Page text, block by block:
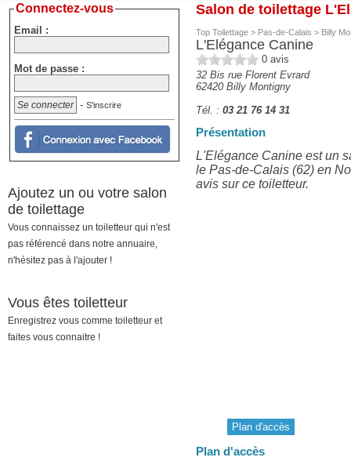
Salon de toilettage
Top Toilettage > Pas-de-Calais > Billy
L'Elégance Canine
0 avis
32 Bis rue Florent Evrard
62420 Billy Montigny
Tél. : 03 21 76 14 31
Présentation
L'Elégance Canine est un
le Pas-de-Calais (62) en
avis sur ce toiletteur.
Plan d'accès
Plan d'accès
Connectez-vous
Email :
Mot de passe :
- S'inscrire
Ajoutez un ou votre salon
de toilettage
Vous connaissez un toiletteur qui n'est
pas référencé dans notre annuaire,
n'hésitez pas à l'ajouter !
Vous êtes toiletteur
Enregistrez vous comme toiletteur et
faites vous connaitre !